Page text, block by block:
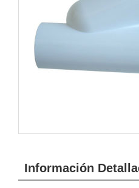
Información